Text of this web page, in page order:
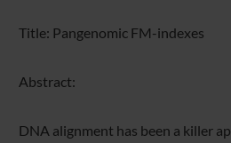
Title: Pangenomic FM-indexes
Abstract:
DNA alignment has been a killer